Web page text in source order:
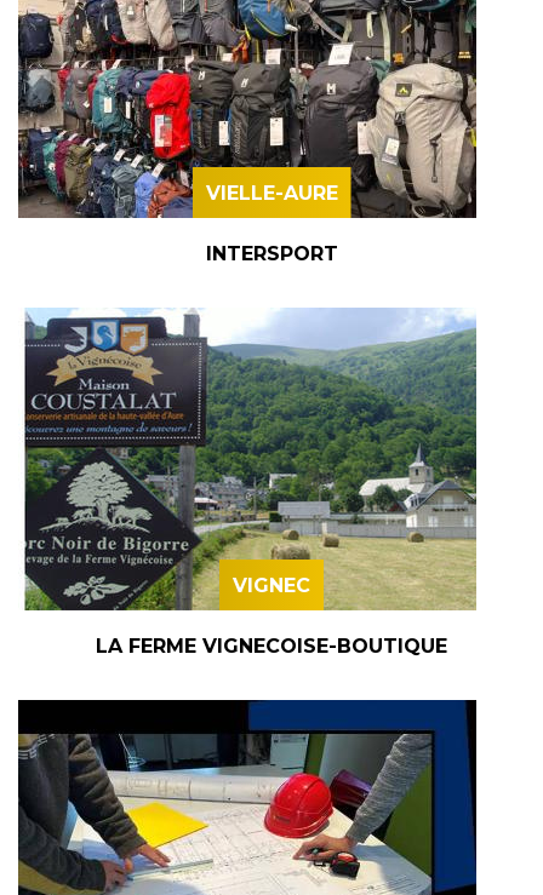
VIELLE-AURE
INTERSPORT
VIGNEC
LA FERME VIGNECOISE-BOUTIQUE